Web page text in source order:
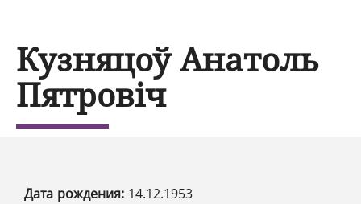
Кузняцоў Анатоль
Пятровіч
Дата рождения: 14.12.1953